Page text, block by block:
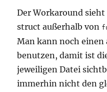
Der Workaround sieht
struct außerhalb von
Man kann noch einen
benutzen, damit ist
jeweiligen Datei
immerhin nicht den